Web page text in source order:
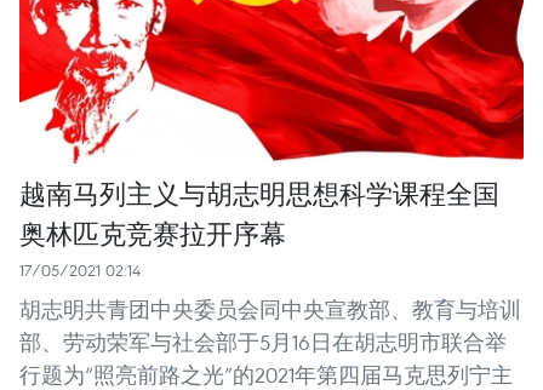
越南马列主义与胡志明思想科学课程全国
奥林匹克竞赛拉开序幕
17/05/2021 02:14
胡志明共青团中央委员会同中央宣教部、教育与培训
部、劳动荣军与社会部于5月16日在胡志明市联合举
行题为“照亮前路之光”的2021年第四届马克思列宁主